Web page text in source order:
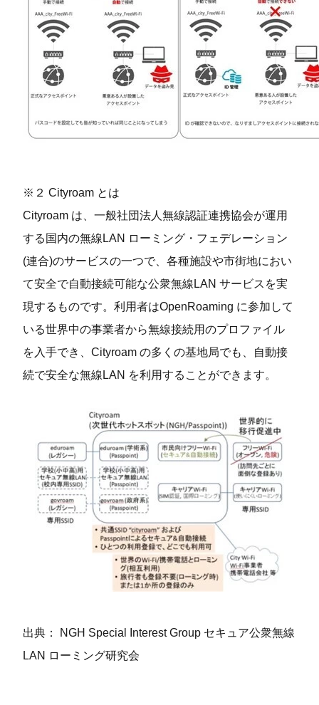
※２ Cityroam とは
Cityroam は、⼀般社団法⼈無線認証連携協会が運⽤
する国内の無線LAN ローミング・フェデレーション
(連合)のサービスの⼀つで、各種施設や市街地におい
て安全で⾃動接続可能な公衆無線LAN サービスを実
現するものです。利⽤者はOpenRoaming に参加して
いる世界中の事業者から無線接続⽤のプロファイル
を⼊⼿でき、Cityroam の多くの基地局でも、⾃動接
続で安全な無線LAN を利⽤することができます。
出典： NGH Special Interest Group セキュア公衆無線
LAN ローミング研究会